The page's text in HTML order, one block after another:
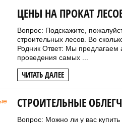
ЦЕНЫ НА ПРОКАТ
Вопрос: Подскажите,
строительных лесов. Во
Родник Ответ: Мы предлагаем
проведения самых ...
ЧИТАТЬ ДАЛЕЕ
СТРОИТЕЛЬНЫЕ
Вопрос: Можно ли у вас